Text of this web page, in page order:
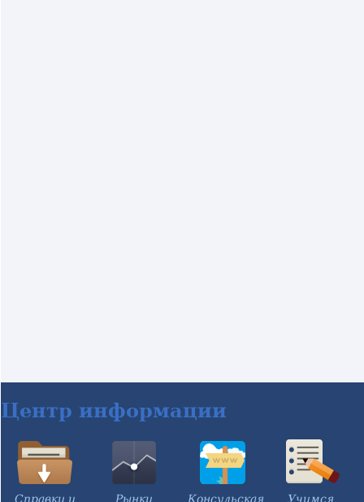
Центр информации
Справки и Рынки Консульская Учимся